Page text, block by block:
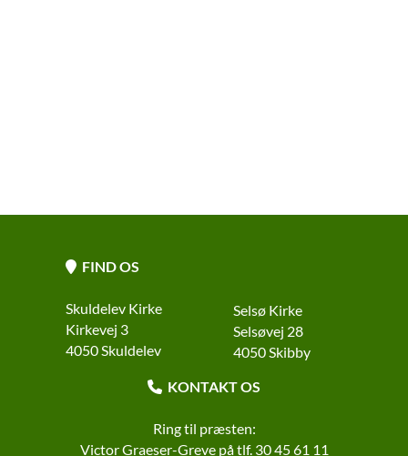
 FIND OS
Skuldelev Kirke
Kirkevej 3
4050 Skuldelev
Selsø Kirke
Selsøvej 28
4050 Skibby
 KONTAKT OS
Ring til præsten:
Victor Graeser-Greve på tlf. 30 45 61 11